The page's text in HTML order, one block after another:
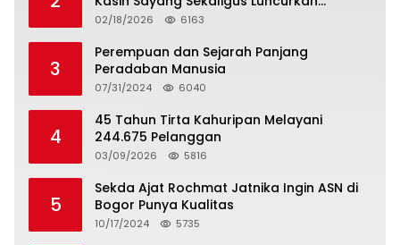
Tropicana Slim Beras Porang Golden Ube
02/18/2026 6163
3
Perempuan dan Sejarah Panjang
Peradaban Manusia
07/31/2024 6040
4
45 Tahun Tirta Kahuripan Melayani
244.675 Pelanggan
03/09/2026 5816
5
Sekda Ajat Rochmat Jatnika Ingin ASN di
Bogor Punya Kualitas
10/17/2024 5735